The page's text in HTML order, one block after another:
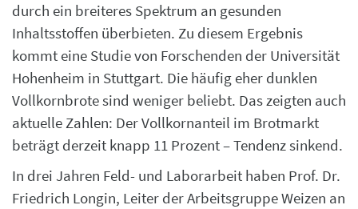
durch ein breiteres Spektrum an gesunden
Inhaltsstoffen überbieten. Zu diesem Ergebnis
kommt eine Studie von Forschenden der Universität
Hohenheim in Stuttgart. Die häufig eher dunklen
Vollkornbrote sind weniger beliebt. Das zeigten auch
aktuelle Zahlen: Der Vollkornanteil im Brotmarkt
beträgt derzeit knapp 11 Prozent – Tendenz sinkend.
In drei Jahren Feld- und Laborarbeit haben Prof. Dr.
Friedrich Longin, Leiter der Arbeitsgruppe Weizen an